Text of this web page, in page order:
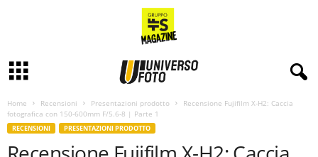
Home Recensioni Presentazioni prodotto
Recensione Fujifilm X-H2: Caccia
fotografica con 150-600mm F/5.6-8 | Parte 1
RECENSIONI PRESENTAZIONI PRODOTTO